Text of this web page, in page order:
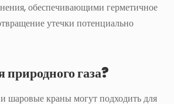
обеспечивающими герметичное
утечки потенциально
газа?
шаровые краны могут подходить для